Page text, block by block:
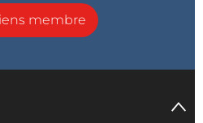
membre